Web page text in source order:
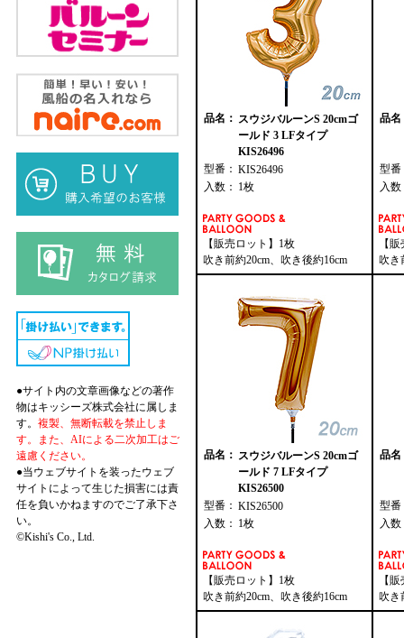
●サイト内の文章画像などの著作
物はキッシーズ株式会社に属しま
す。 複製、無断転載を禁止しま
す。また、AIによる二次加工はご
遠慮ください。
●当ウェブサイトを装ったウェブ
サイトによって生じた損害には責
任を負いかねますのでご了承下さ
い。
©Kishi's Co., Ltd.
品名： スウジバルーンS 20cmゴ
ールド 3 LFタイプ
KIS26496
型番： KIS26496
入数： 1枚
【販売ロット】1枚
吹き前約20cm、吹き後約16cm
品名
型番
入数
【
吹
品名： スウジバルーンS 20cmゴ
ールド 7 LFタイプ
KIS26500
型番： KIS26500
入数： 1枚
【販売ロット】1枚
吹き前約20cm、吹き後約16cm
品名
型番
入数
【
吹